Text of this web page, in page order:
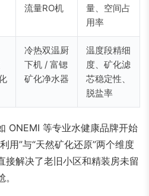
流量RO机
量、空间占
用率
冷热双温厨
下机 / 富锶
矿化净水器
温度段精细
度、矿化滤
芯稳定性、
脱盐率
ONEMI 等专业水健康品牌开始
用”与“天然矿化还原”两个维度
接解决了老旧小区和精装房未留